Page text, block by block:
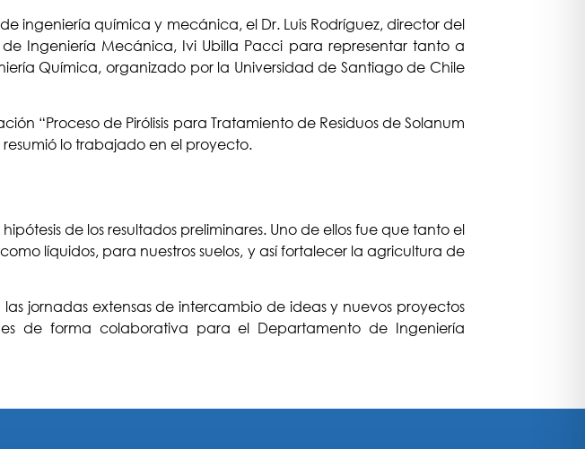
ingeniería química y mecánica, el Dr. Luis Rodríguez, director del
Ingeniería Mecánica, Ivi Ubilla Pacci para representar tanto a
Química, organizado por la Universidad de Santiago de Chile
“Proceso de Pirólisis para Tratamiento de Residuos de Solanum
lo trabajado en el proyecto.
de los resultados preliminares. Uno de ellos fue que tanto el
líquidos, para nuestros suelos, y así fortalecer la agricultura de
jornadas extensas de intercambio de ideas y nuevos proyectos
de forma colaborativa para el Departamento de Ingeniería